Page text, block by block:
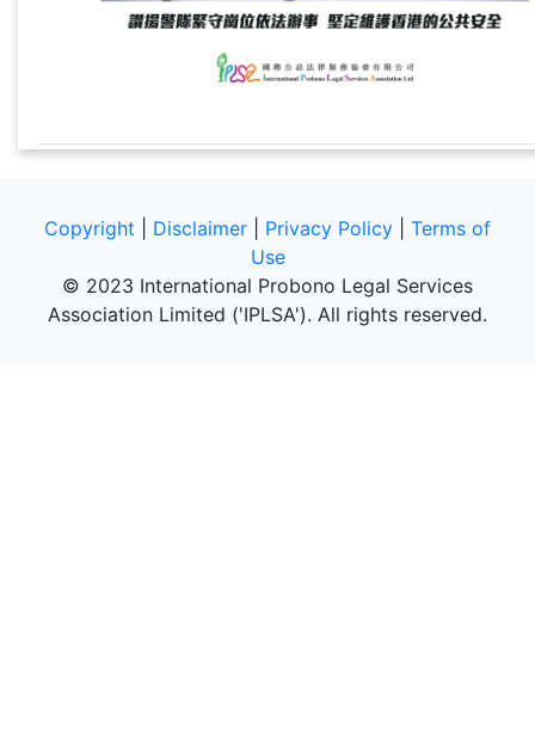
Copyright Disclaimer Privacy Policy
Terms of
Use
© 2023 International Probono Legal Services
Association Limited ('IPLSA'). All rights reserved.